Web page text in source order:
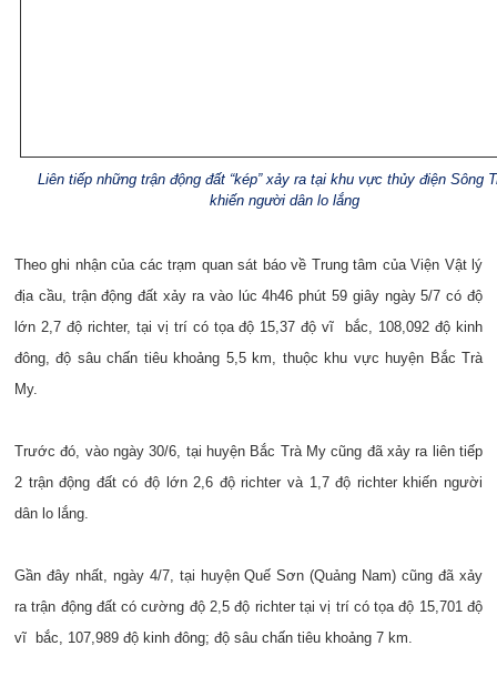
Liên tiếp những trận động đất “kép” xảy ra tại khu vực thủy điện Sông
khiến người dân lo lắng
Theo ghi nhận của các trạm quan sát báo về Trung tâm của Viện Vật lý
địa cầu, trận động đất xảy ra vào lúc 4h46 phút 59 giây ngày 5/7 có độ
lớn 2,7 độ richter, tại vị trí có tọa độ 15,37 độ vĩ bắc, 108,092 độ kinh
đông, độ sâu chấn tiêu khoảng 5,5 km, thuộc khu vực huyện Bắc Trà
My.
Trước đó, vào ngày 30/6, tại huyện Bắc Trà My cũng đã xảy ra liên tiếp
2 trận động đất có độ lớn 2,6 độ richter và 1,7 độ richter khiến người
dân lo lắng.
Gần đây nhất, ngày 4/7, tại huyện Quế Sơn (Quảng Nam) cũng đã xảy
ra trận động đất có cường độ 2,5 độ richter tại vị trí có tọa độ 15,701 độ
vĩ bắc, 107,989 độ kinh đông; độ sâu chấn tiêu khoảng 7 km.